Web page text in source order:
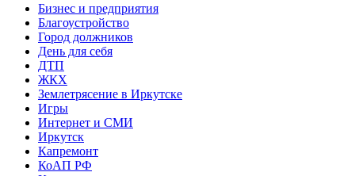
Бизнес и предприятия
Благоустройство
Город должников
День для себя
ДТП
ЖКХ
Землетрясение в Иркутске
Игры
Интернет и СМИ
Иркутск
Капремонт
КоАП РФ